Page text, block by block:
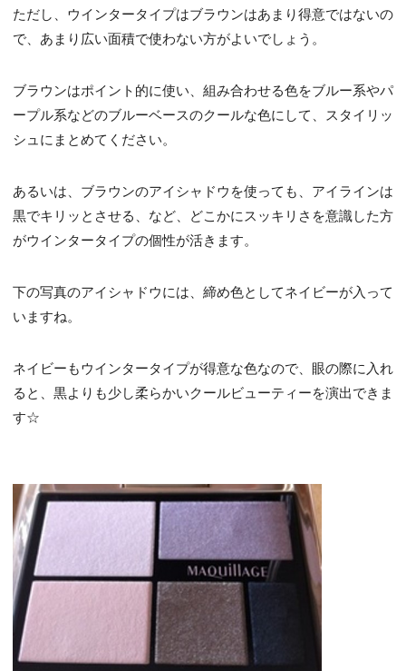
ただし、ウインタータイプはブラウンはあまり得意ではないの
で、あまり広い面積で使わない方がよいでしょう。
ブラウンはポイント的に使い、組み合わせる色をブルー系やパ
ープル系などのブルーベースのクールな色にして、スタイリッ
シュにまとめてください。
あるいは、ブラウンのアイシャドウを使っても、アイラインは
黒でキリッとさせる、など、どこかにスッキリさを意識した方
がウインタータイプの個性が活きます。
下の写真のアイシャドウには、締め色としてネイビーが入って
いますね。
ネイビーもウインタータイプが得意な色なので、眼の際に入れ
ると、黒よりも少し柔らかいクールビューティーを演出できま
す☆